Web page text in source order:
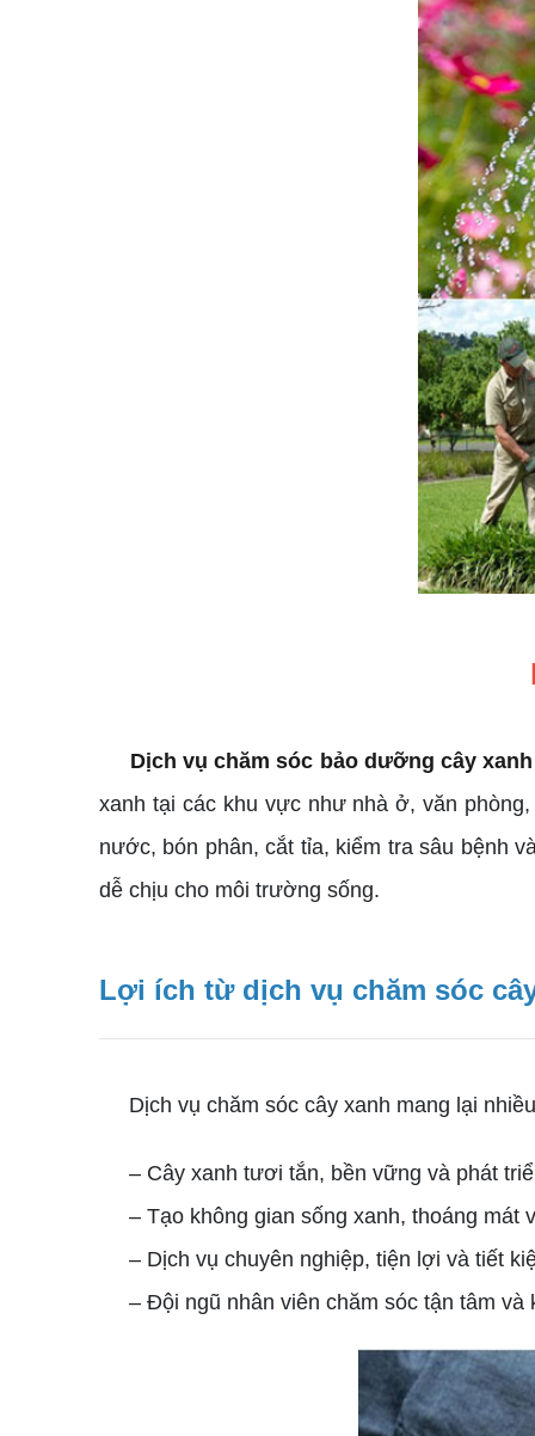
Dịch vụ chăm sóc bảo dưỡng cây xanh
xanh tại các khu vực như nhà ở, văn
nước, bón phân, cắt tỉa, kiểm tra sâu bệnh
dễ chịu cho môi trường sống.
Lợi ích từ dịch vụ chăm sóc
Dịch vụ chăm sóc cây xanh mang lại
– Cây xanh tươi tắn, bền vững và phát
– Tạo không gian sống xanh, thoáng mát
– Dịch vụ chuyên nghiệp, tiện lợi và tiết
– Đội ngũ nhân viên chăm sóc tận tâm và